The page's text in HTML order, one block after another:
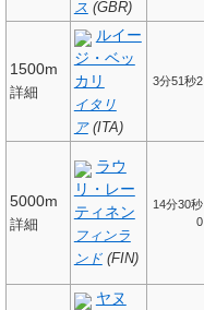
ス (GBR)
1500m
詳細
ルイー
ジ・ベッ
カリ
イタリ
ア(ITA)
3分51秒2
5000m
詳細
ラウ
リ・レー
ティネン
フィンラ
ンド(FIN)
14分30秒
0
ヤヌ